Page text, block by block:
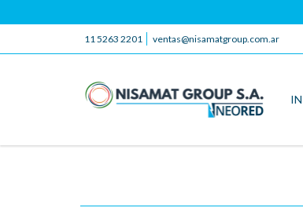
11 5263 2201 ventas@nisamatgroup.com.ar